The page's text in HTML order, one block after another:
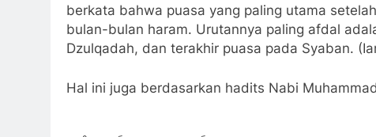
berkata bahwa puasa yang paling utama
bulan-bulan haram. Urutannya paling afdal
Dzulqadah, dan terakhir puasa pada Syaban.
Hal ini juga berdasarkan hadits Nabi